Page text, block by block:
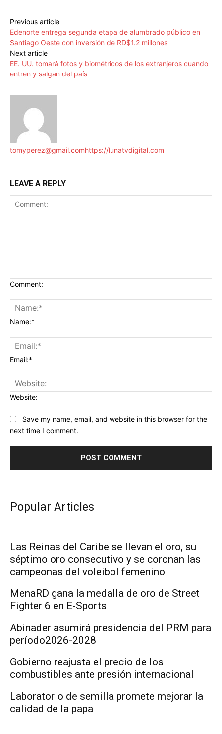
Previous article
Edenorte entrega segunda etapa de alumbrado público en
Santiago Oeste con inversión de RD$1.2 millones
Next article
EE. UU. tomará fotos y biométricos de los extranjeros cuando
entren y salgan del país
tomyperez@gmail.comhttps://lunatvdigital.com
LEAVE A REPLY
Comment:
Name:*
Email:*
Website:
Save my name, email, and website in this browser for the
next time I comment.
Popular Articles
Las Reinas del Caribe se llevan el oro, su
séptimo oro consecutivo y se coronan las
campeonas del voleibol femenino
MenaRD gana la medalla de oro de Street
Fighter 6 en E-Sports
Abinader asumirá presidencia del PRM para
período2026-2028
Gobierno reajusta el precio de los
combustibles ante presión internacional
Laboratorio de semilla promete mejorar la
calidad de la papa